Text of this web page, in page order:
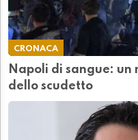
CRONACA
Napoli di sangue:
dello scudetto